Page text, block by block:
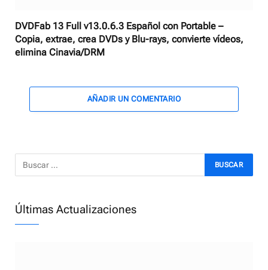
DVDFab 13 Full v13.0.6.3 Español con Portable –
Copia, extrae, crea DVDs y Blu-rays, convierte vídeos,
elimina Cinavia/DRM
AÑADIR UN COMENTARIO
Últimas Actualizaciones